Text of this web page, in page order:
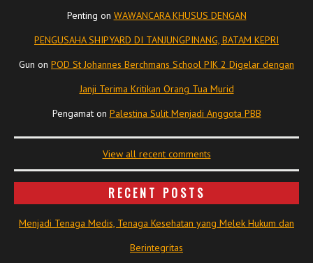
Penting on WAWANCARA KHUSUS DENGAN
PENGUSAHA SHIPYARD DI TANJUNGPINANG, BATAM KEPRI
Gun on POD St Johannes Berchmans School PIK 2 Digelar dengan
Janji Terima Kritikan Orang Tua Murid
Pengamaton Palestina Sulit Menjadi Anggota PBB
View all recent comments
RECENT POSTS
Menjadi Tenaga Medis, Tenaga Kesehatan yang Melek Hukum dan
Berintegritas